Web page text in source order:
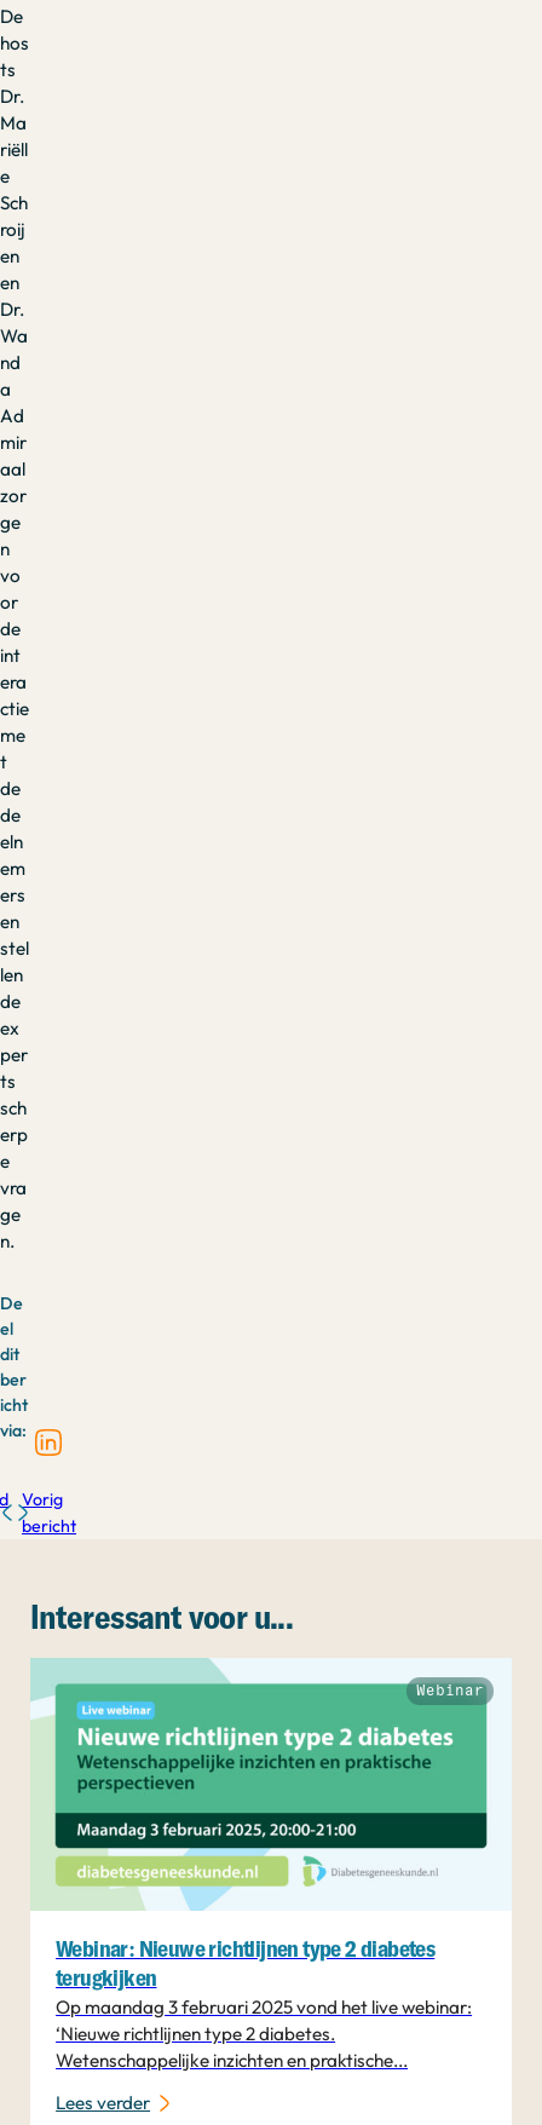
De
hos
ts
Dr.
Ma
riëll
e
Sch
roij
en
en
Dr.
Wa
nd
a
Ad
mir
aal
zor
ge
n
vo
or
de
int
era
ctie
me
t
de
de
eln
em
ers
en
stel
len
de
ex
per
ts
sch
erp
e
vra
ge
n.
De
el
dit
ber
icht
via:
Vorig
bericht
Interessant voor u...
Webinar
Webinar: Nieuwe richtlijnen type 2 diabetes
terugkijken
Op maandag 3 februari 2025 vond het live webinar:
‘Nieuwe richtlijnen type 2 diabetes.
Wetenschappelijke inzichten en praktische...
Lees verder